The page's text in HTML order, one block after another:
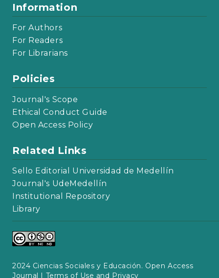
Information
For Authors
For Readers
For Librarians
Policies
Journal's Scope
Ethical Conduct Guide
Open Access Policy
Related Links
Sello Editorial Universidad de Medellín
Journal's UdeMedellín
Institutional Repository
Library
2024 Ciencias Sociales y Educación. Open Access
Journal | Terms of Use and Privacy